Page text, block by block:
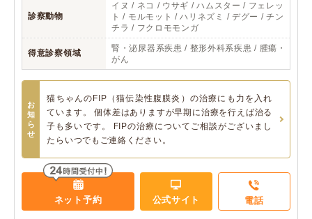
診察動物
イヌ / ネコ / ウサギ / ハムスター / フェレッ
ト / モルモット / ハリネズミ / デグー / チン
チラ / フクロモモンガ
得意診察領域
腎・泌尿器系疾患 / 整形外科系疾患 / 腫瘍・
がん
お
知
ら
せ
猫ちゃんのFIP（猫伝染性腹膜炎）の治療にも力を入れ
ています。 個体差はありますが早期に治療を行えば治る
子も多いです。 FIPの治療についてご相談がございまし
たらいつでもご連絡ください。
ネット予約 公式サイト 電話